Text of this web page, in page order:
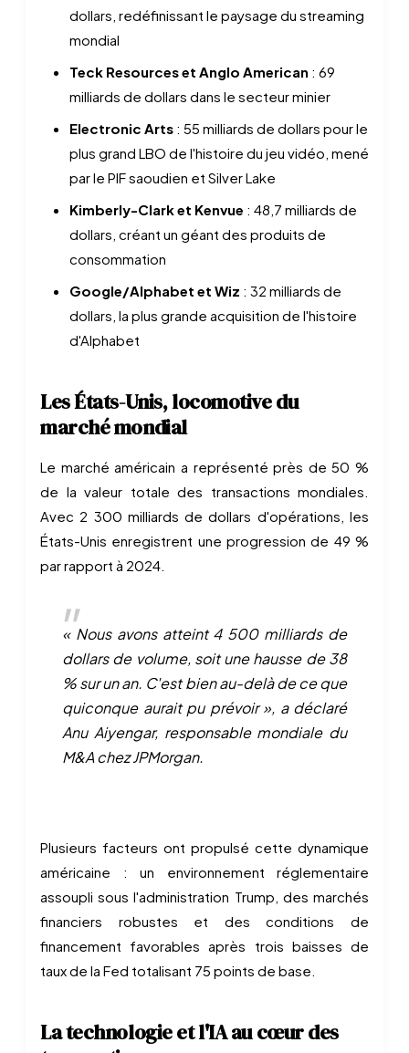
dollars, redéfinissant le paysage du streaming
mondial
Teck Resources et Anglo American : 69
milliards de dollars dans le secteur minier
Electronic Arts : 55 milliards de dollars pour le
plus grand LBO de l'histoire du jeu vidéo, mené
par le PIF saoudien et Silver Lake
Kimberly-Clark et Kenvue : 48,7 milliards de
dollars, créant un géant des produits de
consommation
Google/Alphabet et Wiz : 32 milliards de
dollars, la plus grande acquisition de l'histoire
d'Alphabet
Les États-Unis, locomotive du
marché mondial
Le marché américain a représenté près de 50 %
de la valeur totale des transactions mondiales.
Avec 2 300 milliards de dollars d'opérations, les
États-Unis enregistrent une progression de 49 %
par rapport à 2024.
« Nous avons atteint 4 500 milliards de
dollars de volume, soit une hausse de 38
% sur un an. C'est bien au-delà de ce que
quiconque aurait pu prévoir », a déclaré
Anu Aiyengar, responsable mondiale du
M&A chez JPMorgan.
Plusieurs facteurs ont propulsé cette dynamique
américaine : un environnement réglementaire
assoupli sous l'administration Trump, des marchés
financiers robustes et des conditions de
financement favorables après trois baisses de
taux de la Fed totalisant 75 points de base.
La technologie et l'IA au cœur des